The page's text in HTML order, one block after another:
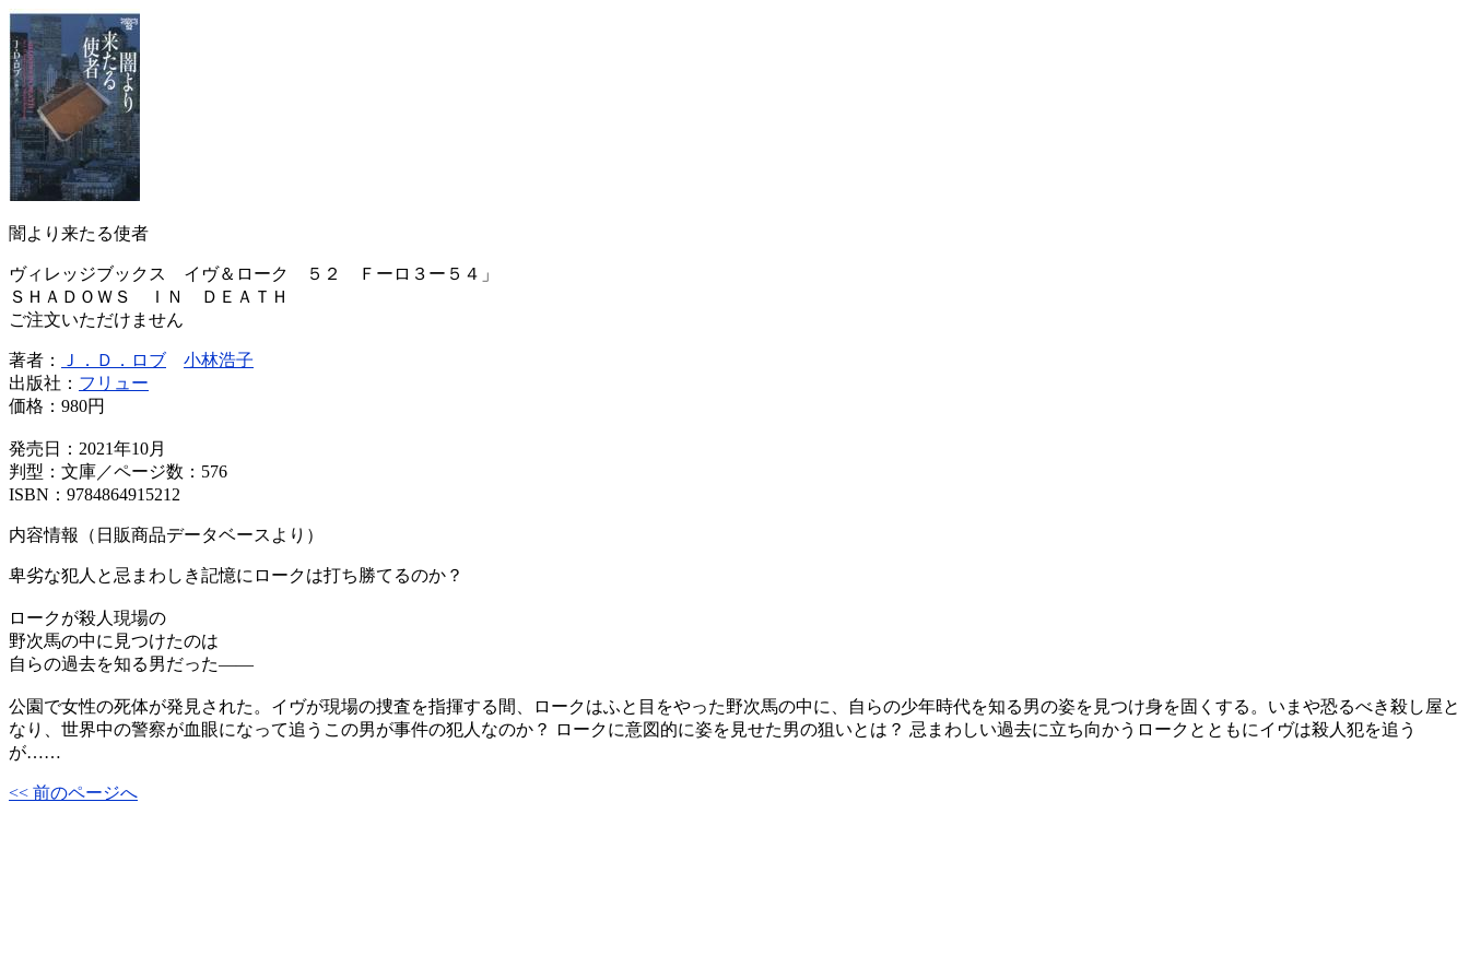
闇より来たる使者
ヴィレッジブックス イヴ＆ローク ５２ Ｆーロ３ー５４」
ＳＨＡＤＯＷＳ ＩＮ ＤＥＡＴＨ
ご注文いただけません
著者： Ｊ．Ｄ．ロブ
小林浩子
出版社： フリュー
価格： 980円
発売日：2021年10月
判型：文庫／ページ数：576
ISBN：9784864915212
内容情報（日販商品データベースより）
卑劣な犯人と忌まわしき記憶にロークは打ち勝てるのか？
ロークが殺人現場の
野次馬の中に見つけたのは
自らの過去を知る男だった――
公園で女性の死体が発見された。イヴが現場の捜査を指揮する間、ロークはふと目をやった野次馬の中に、自らの少年時代を知る男の姿を見つけ身を固くする。いまや恐るべき殺し屋と
なり、世界中の警察が血眼になって追うこの男が事件の犯人なのか？ ロークに意図的に姿を見せた男の狙いとは？ 忌まわしい過去に立ち向かうロークとともにイヴは殺人犯を追う
が……
<< 前のページへ